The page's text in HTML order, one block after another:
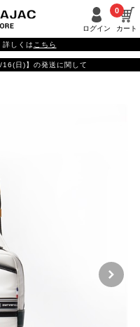
ログイン カート
0
詳しくは こちら
日)】の発送に関して